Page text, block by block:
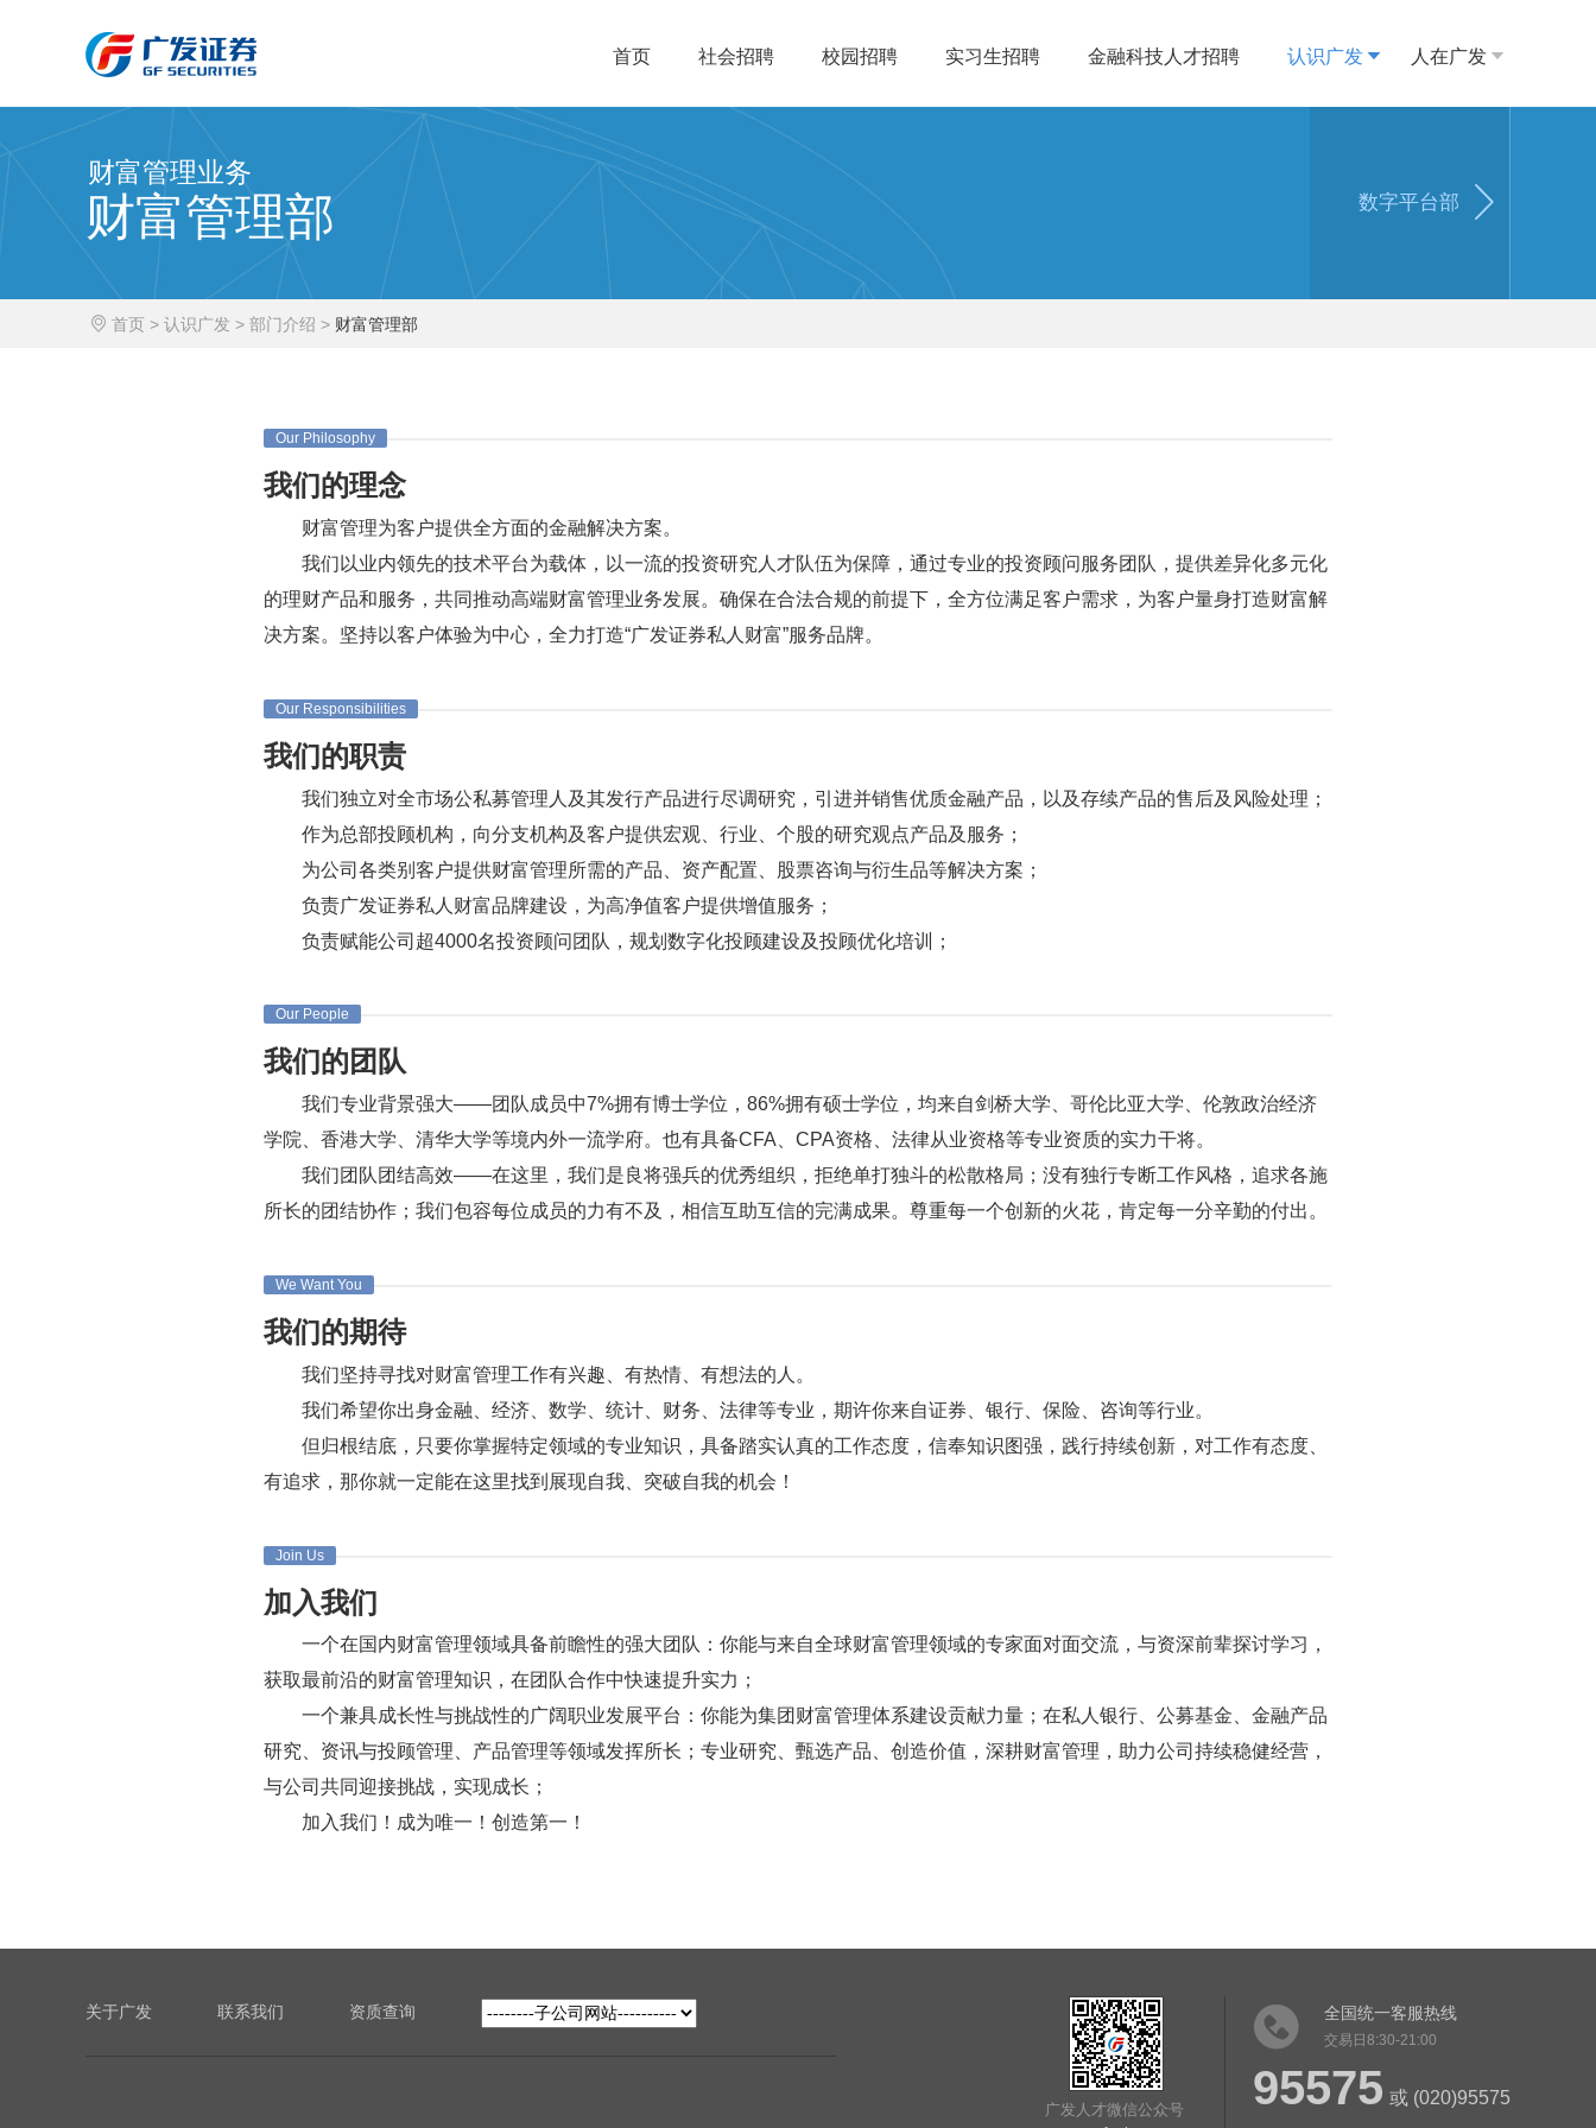
首页 社会招聘 校园招聘 实习生招聘 金融科技人才招聘 认识广发 人在广发
财富管理业务
财富管理部 数字平台部 
首页 > 认识广发 > 部门介绍 > 财富管理部
Our Philosophy
我们的理念
财富管理为客户提供全方面的金融解决方案。
我们以业内领先的技术平台为载体，以一流的投资研究人才队伍为保障，通过专业的投资顾问服务团队，提供差异化多元化
的理财产品和服务，共同推动高端财富管理业务发展。确保在合法合规的前提下，全方位满足客户需求，为客户量身打造财富解
决方案。坚持以客户体验为中心，全力打造“广发证券私人财富”服务品牌。
Our Responsibilities
我们的职责
我们独立对全市场公私募管理人及其发行产品进行尽调研究，引进并销售优质金融产品，以及存续产品的售后及风险处理；
作为总部投顾机构，向分支机构及客户提供宏观、行业、个股的研究观点产品及服务；
为公司各类别客户提供财富管理所需的产品、资产配置、股票咨询与衍生品等解决方案；
负责广发证券私人财富品牌建设，为高净值客户提供增值服务；
负责赋能公司超4000名投资顾问团队，规划数字化投顾建设及投顾优化培训；
Our People
我们的团队
我们专业背景强大——团队成员中7%拥有博士学位，86%拥有硕士学位，均来自剑桥大学、哥伦比亚大学、伦敦政治经济
学院、香港大学、清华大学等境内外一流学府。也有具备CFA、CPA资格、法律从业资格等专业资质的实力干将。
我们团队团结高效——在这里，我们是良将强兵的优秀组织，拒绝单打独斗的松散格局；没有独行专断工作风格，追求各施
所长的团结协作；我们包容每位成员的力有不及，相信互助互信的完满成果。尊重每一个创新的火花，肯定每一分辛勤的付出。
We Want You
我们的期待
我们坚持寻找对财富管理工作有兴趣、有热情、有想法的人。
我们希望你出身金融、经济、数学、统计、财务、法律等专业，期许你来自证券、银行、保险、咨询等行业。
但归根结底，只要你掌握特定领域的专业知识，具备踏实认真的工作态度，信奉知识图强，践行持续创新，对工作有态度、
有追求，那你就一定能在这里找到展现自我、突破自我的机会！
Join Us
加入我们
一个在国内财富管理领域具备前瞻性的强大团队：你能与来自全球财富管理领域的专家面对面交流，与资深前辈探讨学习，
获取最前沿的财富管理知识，在团队合作中快速提升实力；
一个兼具成长性与挑战性的广阔职业发展平台：你能为集团财富管理体系建设贡献力量；在私人银行、公募基金、金融产品
研究、资讯与投顾管理、产品管理等领域发挥所长；专业研究、甄选产品、创造价值，深耕财富管理，助力公司持续稳健经营，
与公司共同迎接挑战，实现成长；
加入我们！成为唯一！创造第一！
关于广发 联系我们 资质查询
广发人才微信公众号
全国统一客服热线
交易日8:30-21:00
95575 或 (020)95575